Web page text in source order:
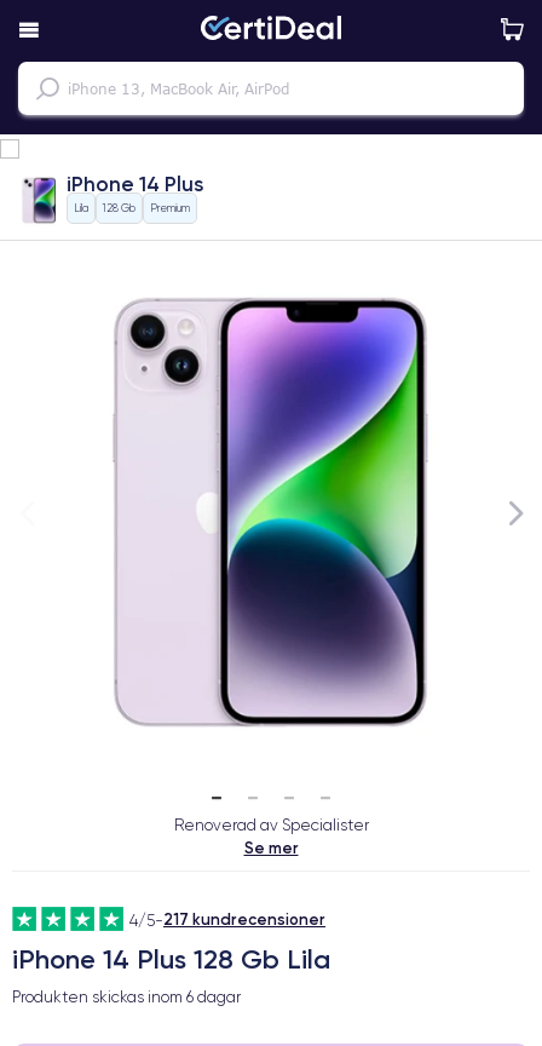
iPhone 14 Plus
Lila 128 Gb Premium
Renoverad av Specialister
Se mer
4/5-217 kundrecensioner
iPhone 14 Plus 128 Gb Lila
Produkten skickas inom 6 dagar